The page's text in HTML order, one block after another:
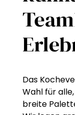
Das
Wahl für
breite